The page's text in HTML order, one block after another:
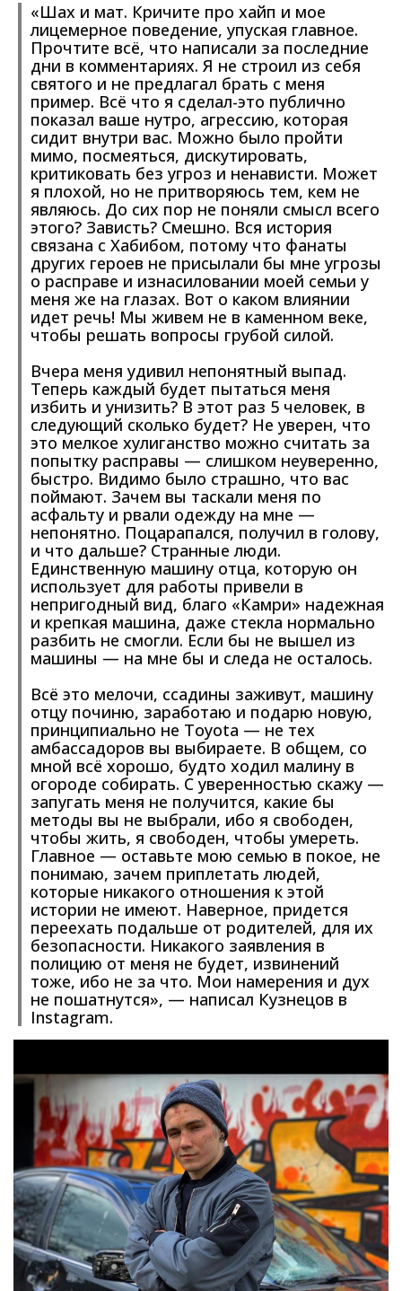
«Шах и мат. Кричите про хайп и мое
лицемерное поведение, упуская главное.
Прочтите всё, что написали за последние
дни в комментариях. Я не строил из себя
святого и не предлагал брать с меня
пример. Всё что я сделал-это публично
показал ваше нутро, агрессию, которая
сидит внутри вас. Можно было пройти
мимо, посмеяться, дискутировать,
критиковать без угроз и ненависти. Может
я плохой, но не притворяюсь тем, кем не
являюсь. До сих пор не поняли смысл всего
этого? Зависть? Смешно. Вся история
связана с Хабибом, потому что фанаты
других героев не присылали бы мне угрозы
о расправе и изнасиловании моей семьи у
меня же на глазах. Вот о каком влиянии
идет речь! Мы живем не в каменном веке,
чтобы решать вопросы грубой силой.
Вчера меня удивил непонятный выпад.
Теперь каждый будет пытаться меня
избить и унизить? В этот раз 5 человек, в
следующий сколько будет? Не уверен, что
это мелкое хулиганство можно считать за
попытку расправы — слишком неуверенно,
быстро. Видимо было страшно, что вас
поймают. Зачем вы таскали меня по
асфальту и рвали одежду на мне —
непонятно. Поцарапался, получил в голову,
и что дальше? Странные люди.
Единственную машину отца, которую он
использует для работы привели в
непригодный вид, благо «Камри» надежная
и крепкая машина, даже стекла нормально
разбить не смогли. Если бы не вышел из
машины — на мне бы и следа не осталось.
Всё это мелочи, ссадины заживут, машину
отцу починю, заработаю и подарю новую,
принципиально не Toyota — не тех
амбассадоров вы выбираете. В общем, со
мной всё хорошо, будто ходил малину в
огороде собирать. С уверенностью скажу —
запугать меня не получится, какие бы
методы вы не выбрали, ибо я свободен,
чтобы жить, я свободен, чтобы умереть.
Главное — оставьте мою семью в покое, не
понимаю, зачем приплетать людей,
которые никакого отношения к этой
истории не имеют. Наверное, придется
переехать подальше от родителей, для их
безопасности. Никакого заявления в
полицию от меня не будет, извинений
тоже, ибо не за что. Мои намерения и дух
не пошатнутся», — написал Кузнецов в
Instagram.